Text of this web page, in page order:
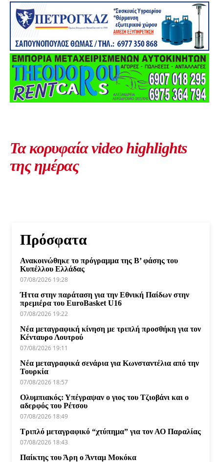
Τα κορυφαία video highlights
της ημέρας
Πρόσφατα
Ανακοινώθηκε το πρόγραμμα της Β’ φάσης του
Κυπέλλου Ελλάδας
07/08/2026 19:28
Ήττα στην παράταση για την Εθνική Παίδων στην
πρεμιέρα του EuroBasket U16
07/08/2026 19:22
Νέα μεταγραφική κίνηση με τριπλή προσθήκη για τον
Κένταυρο Λουτρού
07/08/2026 19:11
Νέα μεταγραφικά σενάρια για Κωνσταντέλια από την
Τουρκία
07/08/2026 18:57
Ολυμπιακός: Υπέγραψαν ο γιος του Τζιοβάνι και ο
αδερφός του Ρέτσου
07/08/2026 18:49
Τριπλό μεταγραφικό “χτύπημα” για τον ΑΟ Παραλίας
07/08/2026 18:43
Παίκτης του Άρη ο Άνταμ Μοκόκα